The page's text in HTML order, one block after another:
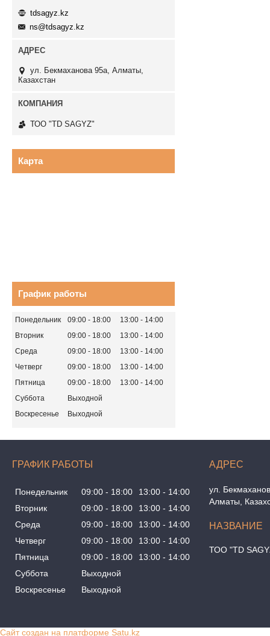
tdsagyz.kz
ns@tdsagyz.kz
ул. Бекмаханова 95а, Алматы,
Казахстан
ТОО "TD SAGYZ"
Карта
График работы
Понедельник 09:00 18:00 13:00
14:00
Вторник
09:00 18:00 13:00
14:00
Среда
09:00 18:00 13:00
14:00
Четверг
09:00 18:00 13:00
14:00
Пятница
09:00 18:00 13:00
14:00
Суббота
Выходной
Воскресенье
Выходной
ГРАФИК РАБОТЫ
Понедельник 09:00 18:00 13:00
14:00
Вторник
09:00 18:00 13:00
14:00
Среда
09:00 18:00 13:00
14:00
Четверг
09:00 18:00 13:00
14:00
Пятница
09:00 18:00 13:00
14:00
Суббота
Выходной
Воскресенье
Выходной
ул.
Алматы,
ТОО "TD
Сайт создан на платформе Satu.kz